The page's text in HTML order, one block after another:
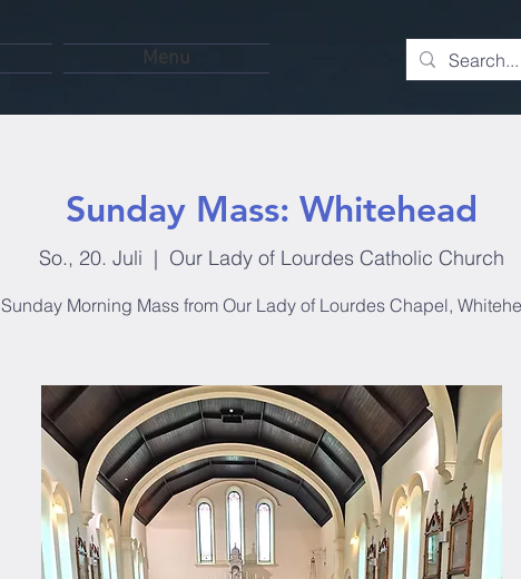
Menu
Sunday Mass: Whitehead
So., 20. Juli
  |
Our Lady of Lourdes Catholic Church
Sunday Morning Mass from Our Lady of Lourdes Chapel,